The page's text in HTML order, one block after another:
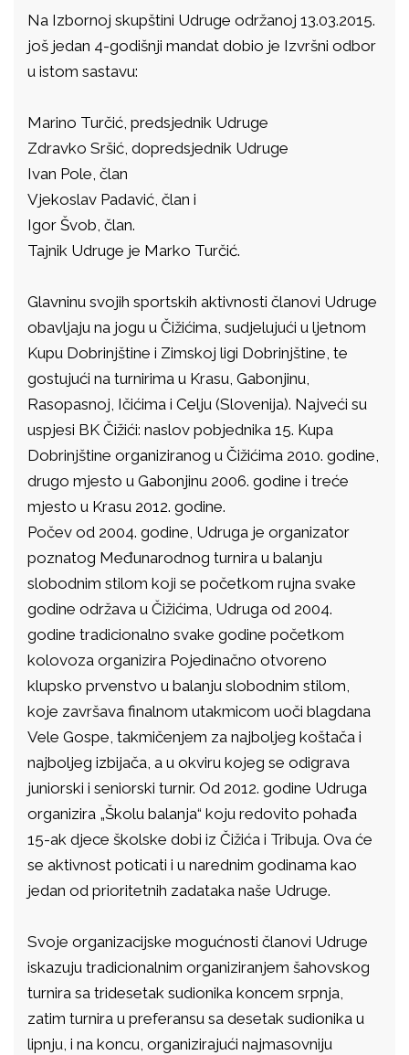
Na Izbornoj skupštini Udruge održanoj 13.03.2015.
još jedan 4-godišnji mandat dobio je Izvršni odbor
u istom sastavu:
Marino Turčić, predsjednik Udruge
Zdravko Sršić, dopredsjednik Udruge
Ivan Pole, član
Vjekoslav Padavić, član i
Igor Švob, član.
Tajnik Udruge je Marko Turčić.
Glavninu svojih sportskih aktivnosti članovi Udruge
obavljaju na jogu u Čižićima, sudjelujući u ljetnom
Kupu Dobrinjštine i Zimskoj ligi Dobrinjštine, te
gostujući na turnirima u Krasu, Gabonjinu,
Rasopasnoj, Ičićima i Celju (Slovenija). Najveći su
uspjesi BK Čižići: naslov pobjednika 15. Kupa
Dobrinjštine organiziranog u Čižićima 2010. godine,
drugo mjesto u Gabonjinu 2006. godine i treće
mjesto u Krasu 2012. godine.
Počev od 2004. godine, Udruga je organizator
poznatog Međunarodnog turnira u balanju
slobodnim stilom koji se početkom rujna svake
godine održava u Čižićima, Udruga od 2004.
godine tradicionalno svake godine početkom
kolovoza organizira Pojedinačno otvoreno
klupsko prvenstvo u balanju slobodnim stilom,
koje završava finalnom utakmicom uoči blagdana
Vele Gospe, takmičenjem za najboljeg koštača i
najboljeg izbijača, a u okviru kojeg se odigrava
juniorski i seniorski turnir. Od 2012. godine Udruga
organizira „Školu balanja“ koju redovito pohađa
15-ak djece školske dobi iz Čižića i Tribuja. Ova će
se aktivnost poticati i u narednim godinama kao
jedan od prioritetnih zadataka naše Udruge.
Svoje organizacijske mogućnosti članovi Udruge
iskazuju tradicionalnim organiziranjem šahovskog
turnira sa tridesetak sudionika koncem srpnja,
zatim turnira u preferansu sa desetak sudionika u
lipnju, i na koncu, organizirajući najmasovniju